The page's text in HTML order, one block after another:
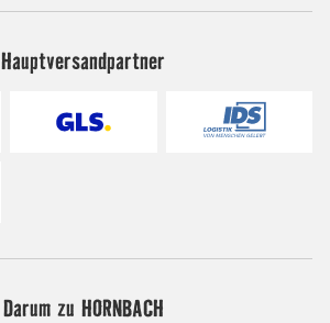
Hauptversandpartner
Darum zu HORNBACH